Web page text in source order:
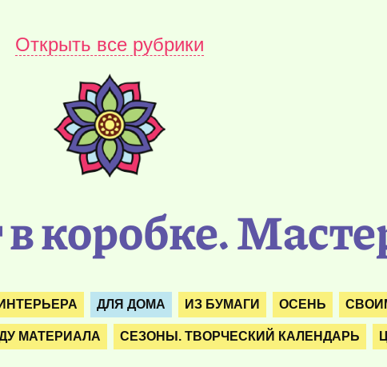
Открыть все рубрики
коробке.
ДЛЯ ДОМА ИЗ БУМАГИ ОСЕНЬ
МАТЕРИАЛА СЕЗОНЫ. ТВОРЧЕСКИЙ КАЛЕНДАРЬ